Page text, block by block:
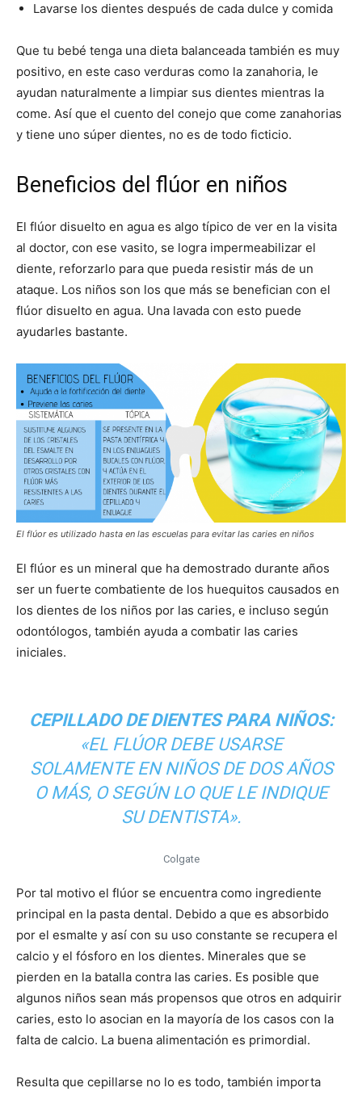
Lavarse los dientes después de cada dulce y comida
Que tu bebé tenga una dieta balanceada también es muy
positivo, en este caso verduras como la zanahoria, le
ayudan naturalmente a limpiar sus dientes mientras la
come. Así que el cuento del conejo que come zanahorias
y tiene uno súper dientes, no es de todo ficticio.
Beneficios del flúor en niños
El flúor disuelto en agua es algo típico de ver en la visita
al doctor, con ese vasito, se logra impermeabilizar el
diente, reforzarlo para que pueda resistir más de un
ataque. Los niños son los que más se benefician con el
flúor disuelto en agua. Una lavada con esto puede
ayudarles bastante.
El flúor es utilizado hasta en las escuelas para evitar las caries en niños
El flúor es un mineral que ha demostrado durante años
ser un fuerte combatiente de los huequitos causados en
los dientes de los niños por las caries, e incluso según
odontólogos, también ayuda a combatir las caries
iniciales.
CEPILLADO DE DIENTES PARA NIÑOS:
«EL FLÚOR DEBE USARSE
SOLAMENTE EN NIÑOS DE DOS AÑOS
O MÁS, O SEGÚN LO QUE LE INDIQUE
SU DENTISTA».
Colgate
Por tal motivo el flúor se encuentra como ingrediente
principal en la pasta dental. Debido a que es absorbido
por el esmalte y así con su uso constante se recupera el
calcio y el fósforo en los dientes. Minerales que se
pierden en la batalla contra las caries. Es posible que
algunos niños sean más propensos que otros en adquirir
caries, esto lo asocian en la mayoría de los casos con la
falta de calcio. La buena alimentación es primordial.
Resulta que cepillarse no lo es todo, también importa